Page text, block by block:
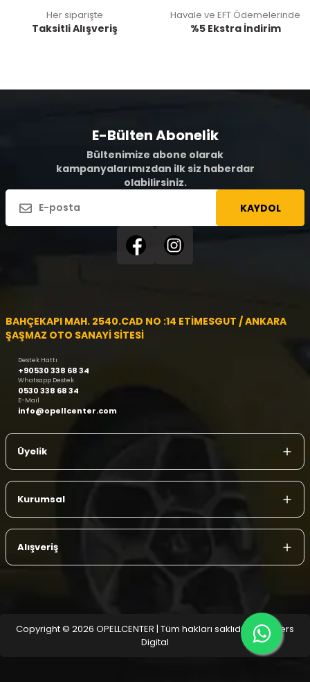
Her siparişte
Taksitli Alışveriş
Havale ve EFT Ödemelerinde
%5 Ekstra İndirim
E-Bülten Abonelik
Bültenimize abone olarak
kampanyalarımızdan ilk siz haberdar
olabilirsiniz.
KAYDOL
BAHÇEKAPI MAH. 2540.CAD NO :14 ETİMESGUT / ANKARA
ŞAŞMAZ OTO SANAYİ SİTESİ
Destek Hattı
+90530 338 68 34
Whatsapp Destek
0530 338 68 34
E-Mail
info@opellcenter.com
Üyelik
Kurumsal
Alışveriş
Copyright © 2026 OPELLCENTER | Tüm hakları saklıdır.
| Reliefers
Digital